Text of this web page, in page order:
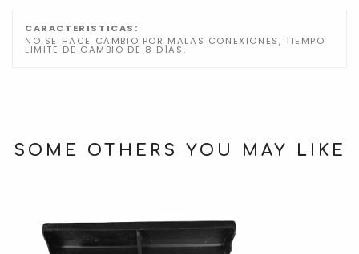
CARACTERISTICAS:
NO SE HACE CAMBIO POR MALAS CONEXIONES, TIEMPO
LIMITE DE CAMBIO DE 8 DÍAS.
SOME OTHERS YOU MAY LIKE